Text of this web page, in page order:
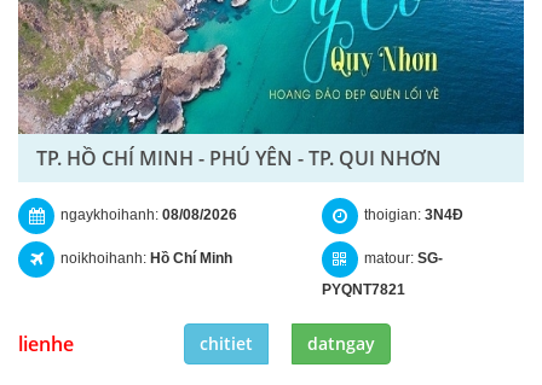
TP. HỒ CHÍ MINH - PHÚ YÊN - TP. QUI NHƠN
ngaykhoihanh: 08/08/2026
noikhoihanh: Hồ Chí Minh
thoigian: 3N4Đ
matour: SG-
PYQNT7821
lienhe chitiet datngay